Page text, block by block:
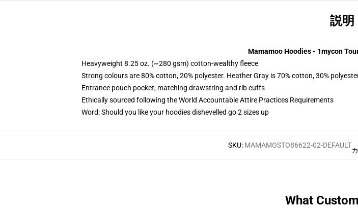
説明
Mamamoo Hoodies - 1mycon
Heavyweight 8.25 oz. (~280 gsm) cotton-wealthy fleece
Strong colours are 80% cotton, 20% polyester. Heather Gray is 70% cotton, 30%
Entrance pouch pocket, matching drawstring and rib cuffs
Ethically sourced following the World Accountable Attire Practices Requirements
Word: Should you like your hoodies dishevelled go 2 sizes up
SKU: MAMAMOSTO86622-02-DEFAULT
What